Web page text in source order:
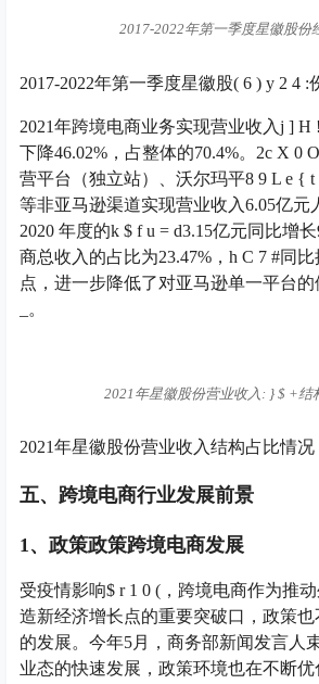
2017-2022年第一季度星徽股份
2017-2022年第一季度星徽股( 6 ) y 2 4 :
2021年跨境电商业务实现营业收入j ] H
下降46.02%，占整体的70.4%。2c X 0
营平台（独立站）、沃尔玛平8 9 L e { t
等非亚马逊渠道实现营业收入6.05亿元
2020 年度的k $ f u = d3.15亿元同比增
商总收入的占比为23.47%， h C 7 #同比
点，进一步降低了对亚马逊单一平台的
。
2021年星徽股份营业收入 : } $ +结
2021年星徽股份营业收入结构占比情况
五、跨境电商行业发展前景
1、政策政策跨境电商发展
受疫情影响$ r 1 0 ( ，跨境电商作为推
造新经济增长点的重要突破口，政策
的发展。今年5月，商务部新闻发言人
业态的快速发展，政策环境也在不断优